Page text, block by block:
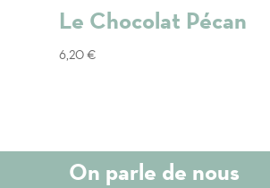
Le Chocolat Pécan
6,20€
On parle de nous